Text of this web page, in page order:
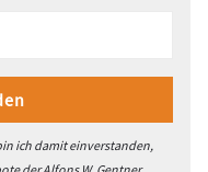
ich damit einverstanden,